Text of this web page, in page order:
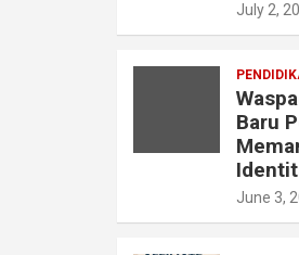
July 2,
Baru
June 3,